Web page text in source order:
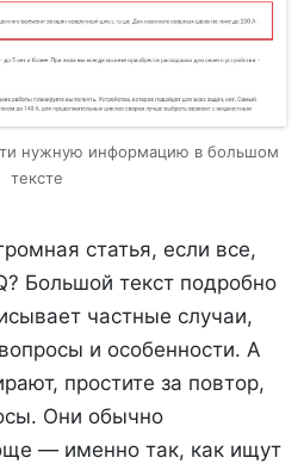
нужную информацию в большом
тексте
статья, если все,
Большой текст подробно
частные случаи,
и особенности. А
простите за повтор,
Они обычно
— именно так, как ищут